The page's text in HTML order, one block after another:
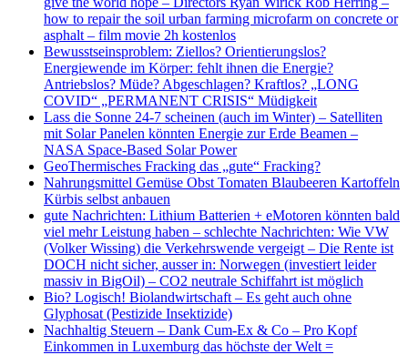
how to repair the soil urban farming microfarm on concrete or
asphalt – film movie 2h kostenlos
Bewusstseinsproblem: Ziellos? Orientierungslos?
Energiewende im Körper: fehlt ihnen die Energie?
Antriebslos? Müde? Abgeschlagen? Kraftlos? „LONG
COVID“ „PERMANENT CRISIS“ Müdigkeit
Lass die Sonne 24-7 scheinen (auch im Winter) – Satelliten
mit Solar Panelen könnten Energie zur Erde Beamen –
NASA Space-Based Solar Power
GeoThermisches Fracking das „gute“ Fracking?
Nahrungsmittel Gemüse Obst Tomaten Blaubeeren Kartoffeln
Kürbis selbst anbauen
gute Nachrichten: Lithium Batterien + eMotoren könnten bald
viel mehr Leistung haben – schlechte Nachrichten: Wie VW
(Volker Wissing) die Verkehrswende vergeigt – Die Rente ist
DOCH nicht sicher, ausser in: Norwegen (investiert leider
massiv in BigOil) – CO2 neutrale Schiffahrt ist möglich
Bio? Logisch! Biolandwirtschaft – Es geht auch ohne
Glyphosat (Pestizide Insektizide)
Nachhaltig Steuern – Dank Cum-Ex & Co – Pro Kopf
Einkommen in Luxemburg das höchste der Welt =